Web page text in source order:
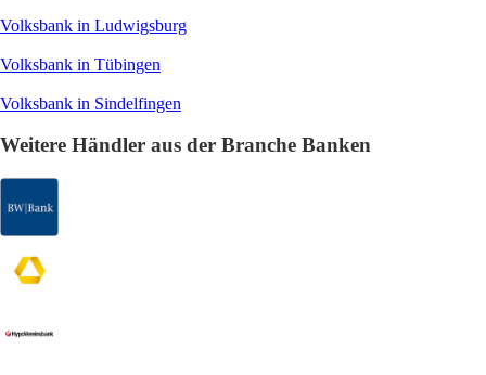
Volksbank in Ludwigsburg
Volksbank in Tübingen
Volksbank in Sindelfingen
Weitere Händler aus der Branche Banken